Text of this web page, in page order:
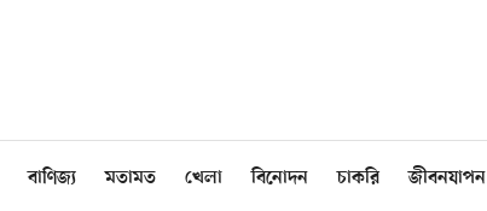
বাণিজ্য মতামত খেলা বিনোদন চাকরি জীবনযাপন